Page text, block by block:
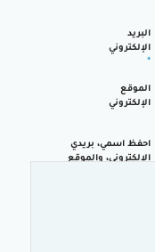
البريد
الإلكتروني
*
الموقع
الإلكتروني
احفظ اسمي، بريدي
الإلكتروني، والموقع